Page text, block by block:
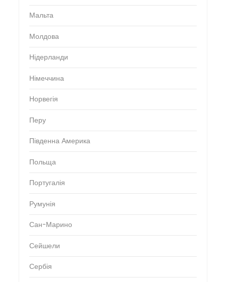
Мальта
Молдова
Нідерланди
Німеччина
Норвегія
Перу
Південна Америка
Польща
Португалія
Румунія
Сан-Марино
Сейшели
Сербія